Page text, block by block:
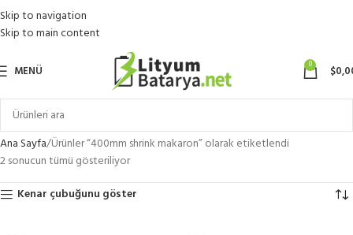
Skip to navigation
Skip to main content
MENÜ 0 $
Ana Sayfa Ürünler “400mm shrink makaron” olarak etiketlendi
2 sonucun tümü gösteriliyor
Kenar çubuğunu göster